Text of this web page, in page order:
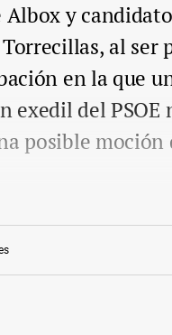
Albox y
al ser
en la que
exedil del PSOE
posible moción